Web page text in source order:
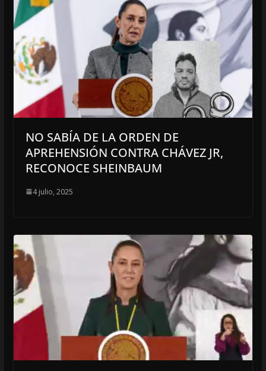
NO SABÍA DE LA ORDEN DE
APREHENSIÓN CONTRA CHÁVEZ JR,
RECONOCE SHEINBAUM
4 julio, 2025